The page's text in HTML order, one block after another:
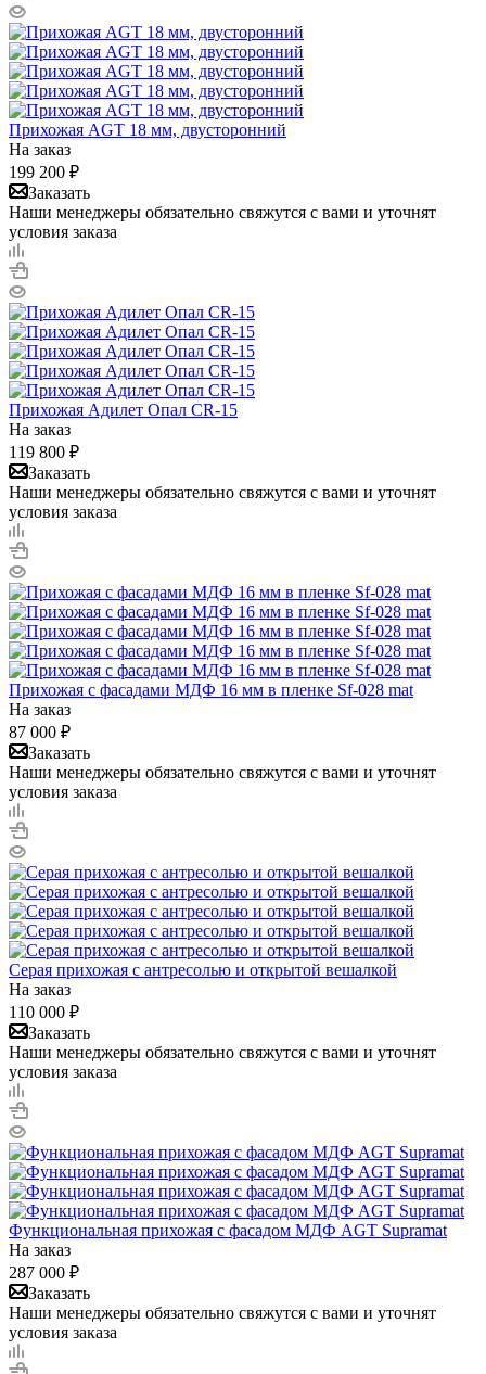
Прихожая AGT 18 мм, двусторонний
На заказ
199 200 ₽
Заказать
Наши менеджеры обязательно свяжутся с вами и уточнят
условия заказа
Прихожая Адилет Опал CR-15
На заказ
119 800 ₽
Заказать
Наши менеджеры обязательно свяжутся с вами и уточнят
условия заказа
Прихожая с фасадами МДФ 16 мм в пленке Sf-028 mat
На заказ
87 000 ₽
Заказать
Наши менеджеры обязательно свяжутся с вами и уточнят
условия заказа
Серая прихожая с антресолью и открытой вешалкой
На заказ
110 000 ₽
Заказать
Наши менеджеры обязательно свяжутся с вами и уточнят
условия заказа
Функциональная прихожая с фасадом МДФ AGT Supramat
На заказ
287 000 ₽
Заказать
Наши менеджеры обязательно свяжутся с вами и уточнят
условия заказа